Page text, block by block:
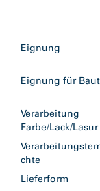
Eignung
Eignung für
Verarbeitung
Farbe/Lack/Lasur
chte
Lieferform